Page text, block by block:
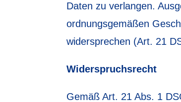
Daten zu verlangen.
ordnungsgemäßen
widersprechen (Art. 21
Widerspruchsrecht
Gemäß Art. 21 Abs. 1